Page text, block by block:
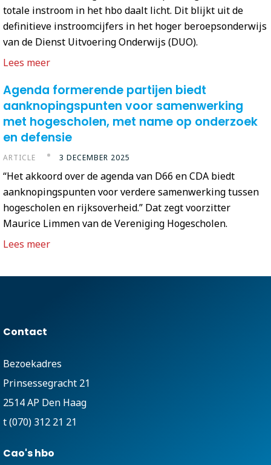
totale instroom in het hbo daalt licht. Dit blijkt uit de
definitieve instroomcijfers in het hoger beroepsonderwijs
van de Dienst Uitvoering Onderwijs (DUO).
Lees meer
Agenda formerende partijen biedt
aanknopingspunten voor samenwerking
met hogescholen, met name op onderzoek
en defensie
ARTICLE 3 DECEMBER 2025
“Het akkoord over de agenda van D66 en CDA biedt
aanknopingspunten voor verdere samenwerking tussen
hogescholen en rijksoverheid.” Dat zegt voorzitter
Maurice Limmen van de Vereniging Hogescholen.
Lees meer
Contact
Bezoekadres
Prinsessegracht 21
2514 AP Den Haag
t (070) 312 21 21
Cao's hbo